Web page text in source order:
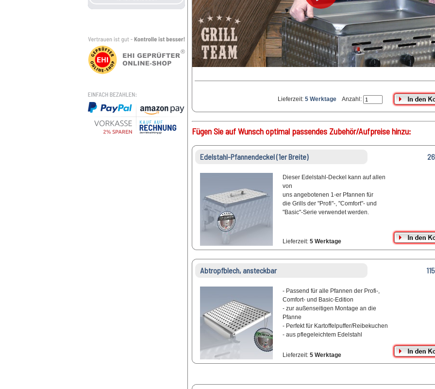
Lieferzeit: 5 WerktageAnzahl:
Fügen Sie auf Wunsch optimal passendes Zubehör/Aufpreise hinzu:
Edelstahl-Pfannendeckel (1er Breite)
Dieser Edelstahl-Deckel kann auf allen
von
uns angebotenen 1-er Pfannen für
die Grills der "Profi"-, "Comfort"- und
"Basic"-Serie verwendet werden.
Lieferzeit: 5 Werktage
Abtropfblech, ansteckbar
- Passend für alle Pfannen der Profi-,
Comfort- und Basic-Edition
- zur außenseitigen Montage an die
Pfanne
- Perfekt für Kartoffelpuffer/Reibekuchen
- aus pflegeleichtem Edelstahl
Lieferzeit: 5 Werktage